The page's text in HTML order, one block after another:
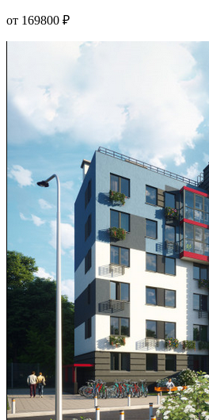
от 169800 ₽